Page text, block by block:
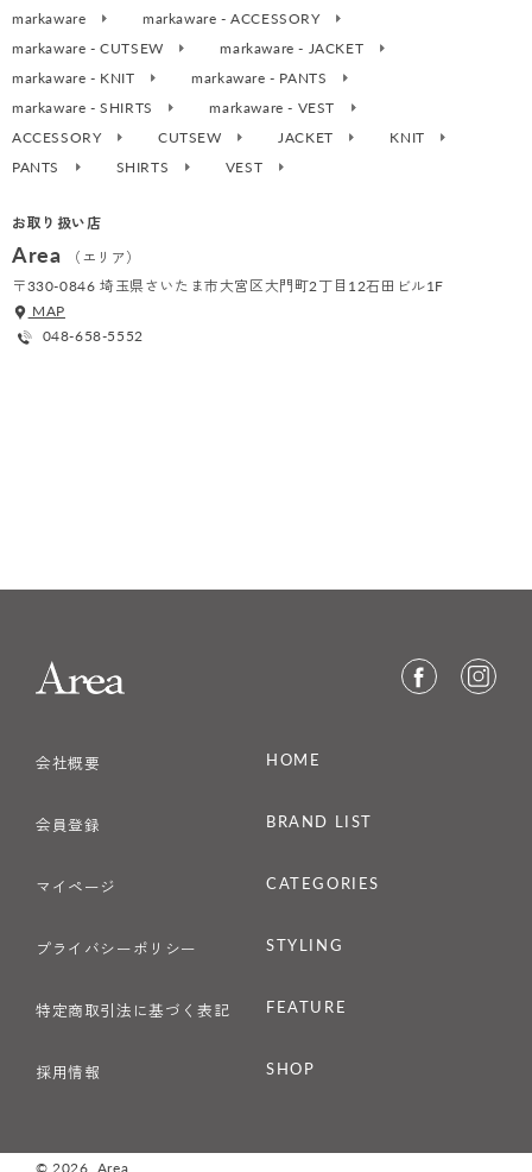
markaware
markaware - ACCESSORY
markaware - CUTSEW
markaware - JACKET
markaware - KNIT
markaware - PANTS
markaware - SHIRTS
markaware - VEST
ACCESSORY
CUTSEW JACKET
KNIT
PANTS
SHIRTS VEST
お取り扱い店
Area
（エリア）
〒330-0846 埼玉県さいたま市大宮区大門町2丁目12石田ビル1F
MAP
048-658-5552
会社概要
会員登録
マイページ
プライバシーポリシー
特定商取引法に基づく表記
採用情報
HOME
BRAND LIST
CATEGORIES
STYLING
FEATURE
SHOP
© 2026, Area